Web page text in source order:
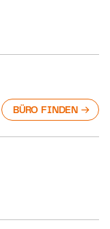
BÜRO FINDEN